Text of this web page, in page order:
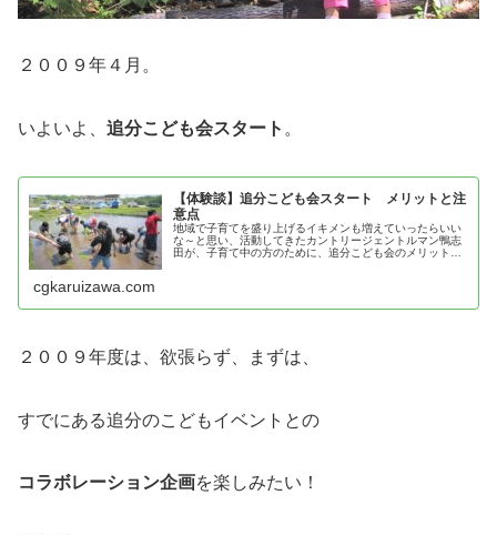
２００９年４月。
いよいよ、 追分こども会スタート 。
【体験談】追分こども会スタート メリットと注
意点
地域で子育てを盛り上げるイキメンも増えていったらいい
な～と思い、活動してきたカントリージェントルマン鴨志
田が、子育て中の方のために、追分こども会のメリットと
cgkaruizawa.com
２００９年度は、欲張らず、まずは、
すでにある追分のこどもイベントとの
コラボレーション企画を楽しみたい！